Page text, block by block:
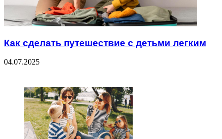
Как сделать путешествие с детьми легким
04.07.2025